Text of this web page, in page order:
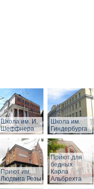
Школа им. И.
Шеффнера
Школа им.
Гиндербурга
Приют им.
Людвига Резы
Приют для
бедных
Карла
Альбрехта